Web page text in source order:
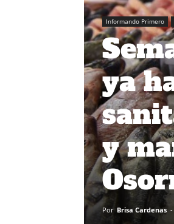
Informando Primero
ya
y
Por Brisa Cardenas -